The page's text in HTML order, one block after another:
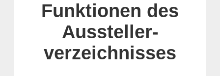
Funktionen des
Aussteller-
verzeichnisses